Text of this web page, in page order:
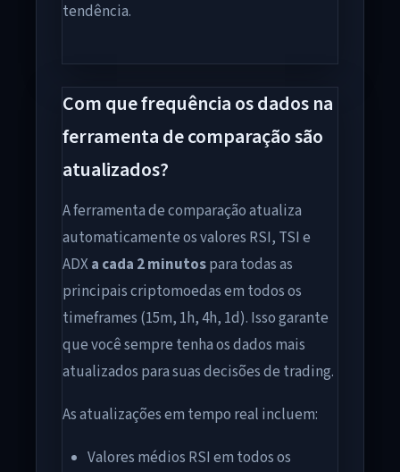
tendência.
Com que frequência os dados na
ferramenta de comparação são
atualizados?
A ferramenta de comparação atualiza
automaticamente os valores RSI, TSI e
ADXa cada 2 minutospara todas as
principais criptomoedas em todos os
timeframes (15m, 1h, 4h, 1d). Isso garante
que você sempre tenha os dados mais
atualizados para suas decisões de trading.
As atualizações em tempo real incluem:
Valores médios RSI em todos os